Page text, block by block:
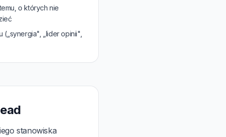
o których nie
„lider opinii",
stanowiska